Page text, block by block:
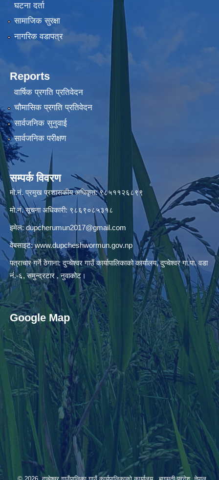
घटना दर्ता
सामाजिक सुरक्षा
नागरिक वडापत्र
Reports
वार्षिक प्रगति प्रतिवेदन
चौमासिक प्रगति प्रतिवेदन
सार्वजनिक सुनुवाई
सार्वजनिक परीक्षण
सम्पर्क विवरण
मो.नं. प्रमुख प्रशासकीय अधिकृत: ९८५११२६८९९
मो.नं. सूचना अधिकारी: ९८६९०८५३१८
इमेल:dupcherumun2017@gmail.com
वेबसाइट:www.dupcheshwormun.gov.np
पत्राचार गर्ने ठेगाना: दुप्चेश्वर गाउँ कार्यापालिकाको कार्यालय, दुप्चेश्वर गा.पा. वडा
नं.-६, समुन्द्रटार , नुवाकोट।
Google Map